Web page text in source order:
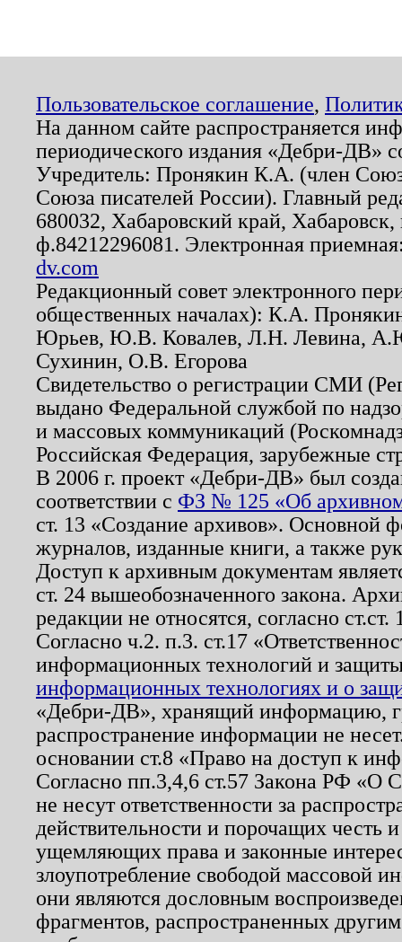
Пользовательское соглашение,
На данном сайте распространяется
периодического издания «Дебри-ДВ»
Учредитель: Пронякин К.А. (член
Союза писателей России). Главный
680032, Хабаровский край,
ф.84212296081. Электронная
dv.com
Редакционный совет электронного
общественных началах): К.А.
Юрьев, Ю.В. Ковалев, Л.Н. Левина,
Сухинин, О.В. Егорова
Свидетельство о регистрации СМИ
выдано Федеральной службой по
и массовых коммуникаций
Российская Федерация, зарубежные
В 2006 г. проект «Дебри-ДВ» был
соответствии с ФЗ № 125 «Об
ст. 13 «Создание архивов». Основной
журналов, изданные книги, а также
Доступ к архивным документам
ст. 24 вышеобозначенного закона.
редакции не относятся, согласно
Согласно ч.2. п.3. ст.17
информационных технологий и
информационных технологиях и о
«Дебри-ДВ», хранящий информацию,
распространение информации не
основании ст.8 «Право на доступ к
Согласно пп.3,4,6 ст.57 Закона РФ «О
не несут ответственности за
действительности и порочащих честь
ущемляющих права и законные
злоупотребление свободой массовой
они являются дословным
фрагментов, распространенных